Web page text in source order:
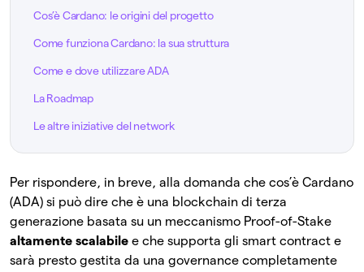
Cos’è Cardano: le origini del progetto
Come funziona Cardano: la sua struttura
Come e dove utilizzare ADA
La Roadmap
Le altre iniziative del network
Per rispondere, in breve, alla domanda che cos’è Cardano
(ADA) si può dire che è una blockchain di terza
generazione basata su un meccanismo Proof-of-Stake
altamente scalabile e che supporta gli smart contract e
sarà presto gestita da una governance completamente